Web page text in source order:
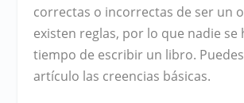
correctas o incorrectas de ser un
existen reglas, por lo que nadie se
tiempo de escribir un libro.
artículo las creencias básicas.